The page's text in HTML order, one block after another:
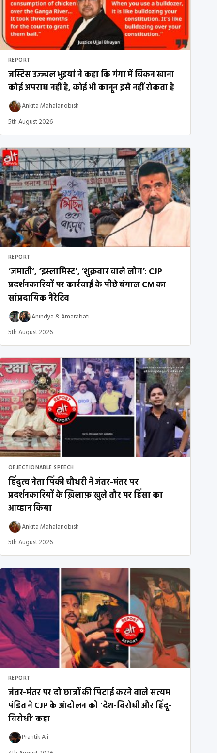
REPORT
जस्टिस उज्ज्वल भुइयां ने कहा कि गंगा में चिकन खाना
कोई अपराध नहीं है, कोई भी कानून इसे नहीं रोकता है
Ankita Mahalanobish
5th August 2026
REPORT
‘जमाती’, ‘इस्लामिस्ट’, ‘शुक्रवार वाले लोग’: CJP
प्रदर्शनकारियों पर कार्रवाई के पीछे बंगाल CM का
सांप्रदायिक नैरेटिव
Anindya &Amarabati
5th August 2026
OBJECTIONABLE SPEECH
हिंदुत्व नेता पिंकी चौधरी ने जंतर-मंतर पर
प्रदर्शनकारियों के ख़िलाफ़ खुले तौर पर हिंसा का
आव्हान किया
Ankita Mahalanobish
5th August 2026
REPORT
जंतर-मंतर पर दो छात्रों की पिटाई करने वाले सत्यम
पंडित ने CJP के आंदोलन को ‘देश-विरोधी और हिंदू-
विरोधी’ कहा
Prantik Ali